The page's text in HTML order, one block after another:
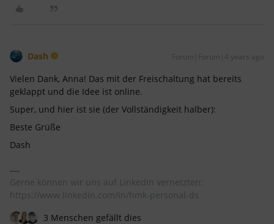
Dash Forum|Forum|4 years ago
Vielen Dank, Anna! Das mit der Freischaltung hat bereits
geklappt und die Idee ist online.
Super, und hier ist sie (der Vollständigkeit halber):
Beste Grüße
Dash
Gerne können wir uns auf LinkedIn vernetzten:
https://www.linkedin.com/in/hmk-personal-ds
3 Menschen gefällt dies